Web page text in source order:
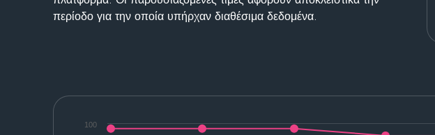
περίοδο για την οποία υπήρχαν διαθέσιμα δεδομένα.
100